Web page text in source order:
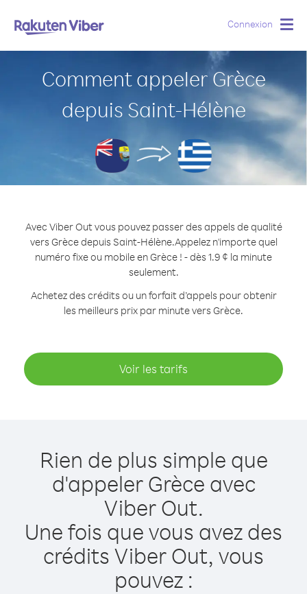
Connexion
Comment appeler Grèce
depuis Saint-Hélène
Avec Viber Out vous pouvez passer des appels de qualité
vers Grèce depuis Saint-Hélène.Appelez n'importe quel
numéro fixe ou mobile en Grèce ! - dès 1.9 ¢ la minute
seulement.
Achetez des crédits ou un forfait d’appels pour obtenir
les meilleurs prix par minute vers Grèce.
Voir les tarifs
Rien de plus simple que
d'appeler Grèce avec
Viber Out.
Une fois que vous avez des
crédits Viber Out, vous
pouvez :